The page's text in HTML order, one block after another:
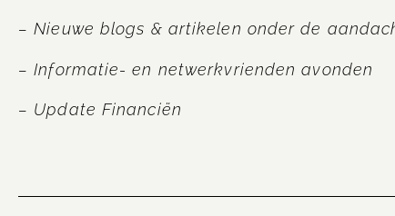
– Nieuwe blogs & artikelen onder de
– Informatie- en netwerkvrienden avonden
– Update Financiën